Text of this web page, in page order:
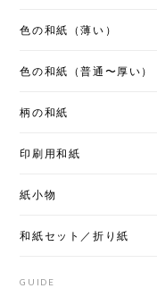
色の和紙（薄い）
色の和紙（普通〜厚い）
柄の和紙
印刷用和紙
紙小物
和紙セット／折り紙
GUIDE